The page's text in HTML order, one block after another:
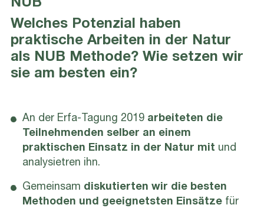
NUB
Welches Potenzial haben
praktische Arbeiten in der Natur
als NUB Methode? Wie setzen wir
sie am besten ein?
An der Erfa-Tagung 2019 arbeiteten die
Teilnehmenden selber an einem
praktischen Einsatz in der Natur mit und
analysietren ihn.
Gemeinsam diskutierten wir die besten
Methoden und geeignetsten Einsätze für